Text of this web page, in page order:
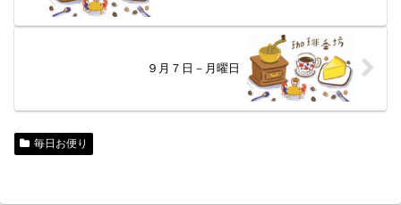
９月７日－月曜日
毎日お便り